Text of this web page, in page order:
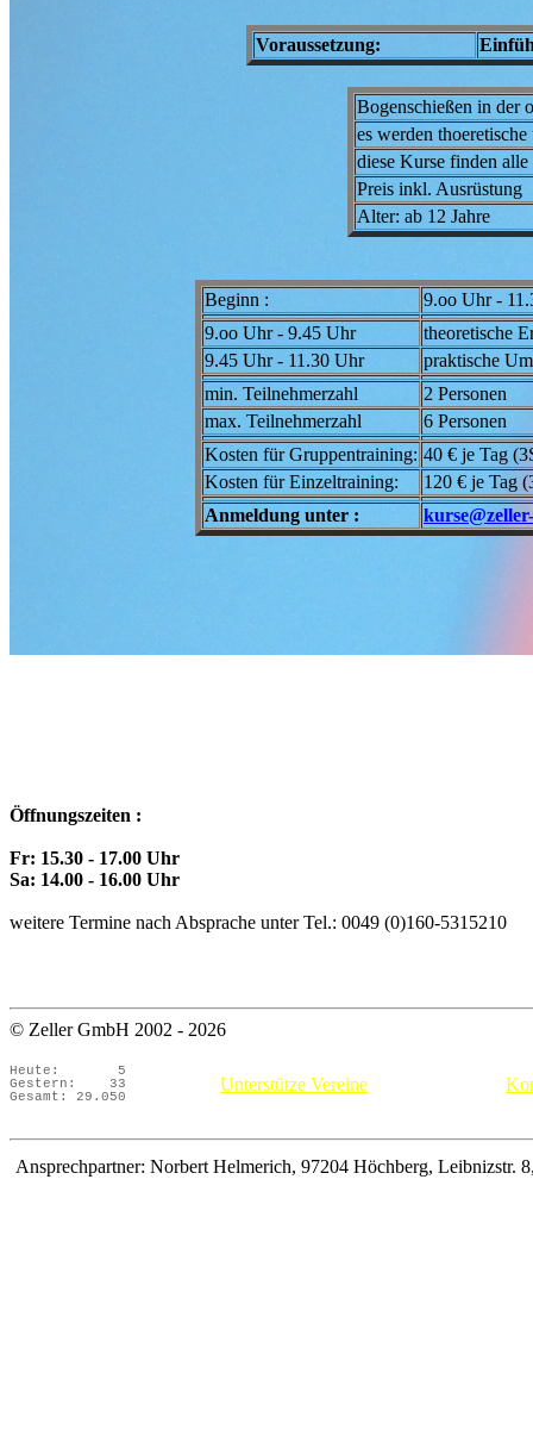
Voraussetzung:
Bogenschießen in der
es werden
diese Kurse finden
Preis inkl. Ausrüstung
Alter: ab 12 Jahre
Beginn :
9.oo Uhr -
9.oo Uhr - 9.45 Uhr
theoretische
9.45 Uhr - 11.30 Uhr
praktische
min. Teilnehmerzahl
2 Personen
max. Teilnehmerzahl
6 Personen
Kosten für Gruppentraining: 40 € je Tag
Kosten für Einzeltraining:
120 € je Tag
Anmeldung unter :
Öffnungszeiten :
Fr: 15.30 - 17.00 Uhr
Sa: 14.00 - 16.00 Uhr
weitere Termine nach Absprache unter Tel.: 0049 (0)160-5315210
© Zeller GmbH 2002 - 2026
Heute:
5
Gestern:
33
Gesamt:
29.050
Unterstütze Vereine
Ansprechpartner: Norbert Helmerich, 97204 Höchberg, Leibnizstr.